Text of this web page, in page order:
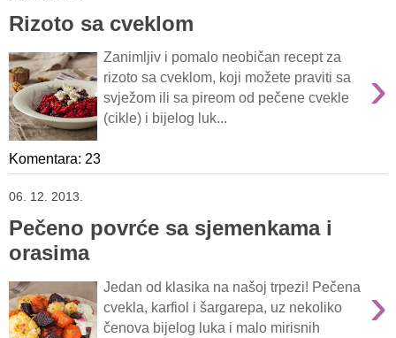
Rizoto sa cveklom
›
Zanimljiv i pomalo neobičan recept za
rizoto sa cveklom, koji možete praviti sa
svježom ili sa pireom od pečene cvekle
(cikle) i bijelog luk...
Komentara: 23
06. 12. 2013.
Pečeno povrće sa sjemenkama i
orasima
›
Jedan od klasika na našoj trpezi! Pečena
cvekla, karfiol i šargarepa, uz nekoliko
čenova bijelog luka i malo mirisnih